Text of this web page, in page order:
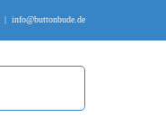
| info@buttonbude.de